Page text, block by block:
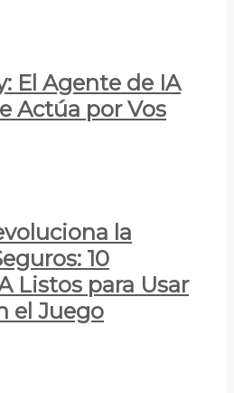
El Agente de IA
Actúa por Vos
la
10
Listos para Usar
el Juego